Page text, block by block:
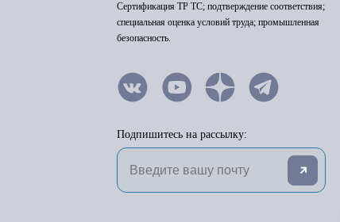
Сертификация ТР ТС; подтверждение соответствия;
специальная оценка условий труда; промышленная
безопасность.
Подпишитесь на рассылку: